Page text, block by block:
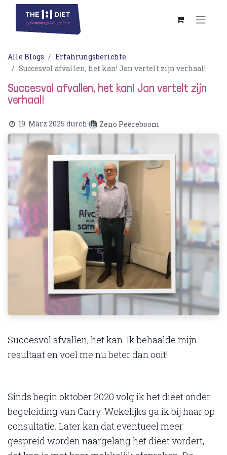
Alle Blogs
Erfahrungsberichte
Succesvol afvallen, het kan! Jan vertelt zijn verhaal!
Succesvol afvallen, het kan! Jan vertelt zijn
verhaal!
19. März 2025 durch Zeno Peereboom
Succesvol afvallen, het kan. Ik behaalde mijn
resultaat en voel me nu beter dan ooit!
Sinds begin oktober 2020 volg ik het dieet onder
begeleiding van Carry. Wekelijks ga ik bij haar op
consultatie. Later kan dat eventueel meer
gespreid worden naargelang het dieet vordert,